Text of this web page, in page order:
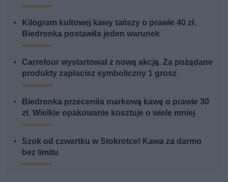
Kilogram kultowej kawy tańszy o prawie 40 zł.
Biedronka postawiła jeden warunek
Carrefour wystartował z nową akcją. Za pożądane
produkty zapłacisz symboliczny 1 grosz
Biedronka przeceniła markową kawę o prawie 30
zł. Wielkie opakowanie kosztuje o wiele mniej
Szok od czwartku w Stokrotce! Kawa za darmo
bez limitu